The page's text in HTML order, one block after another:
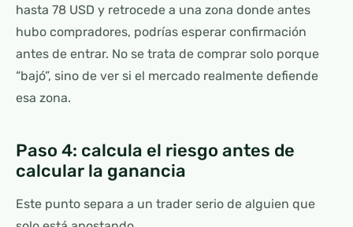
hasta 78 USD y retrocede a una zona donde antes
hubo compradores, podrías esperar confirmación
antes de entrar. No se trata de comprar solo porque
“bajó”, sino de ver si el mercado realmente defiende
esa zona.
Paso 4: calcula el riesgo antes de
calcular la ganancia
Este punto separa a un trader serio de alguien que